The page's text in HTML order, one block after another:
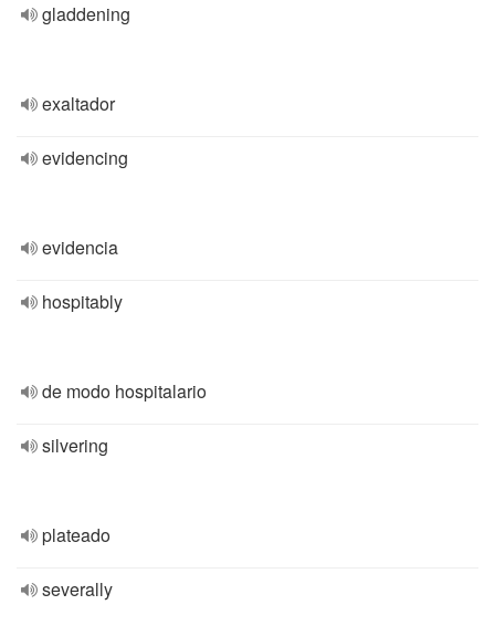
gladdening
exaltador
evidencing
evidencia
hospitably
de modo hospitalario
silvering
plateado
severally